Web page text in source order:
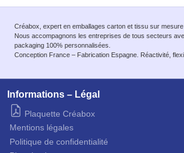
Créabox, expert en emballages carton et tissu sur mesure
Nous accompagnons les entreprises de tous secteurs
packaging 100% personnalisées.
Conception France – Fabrication Espagne. Réactivité,
Informations – Légal
Plaquette Créabox
Mentions légales
Politique de confidentialité